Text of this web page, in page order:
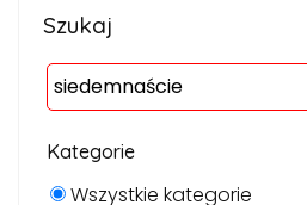
Szukaj
Kategorie
Wszystkie kategorie